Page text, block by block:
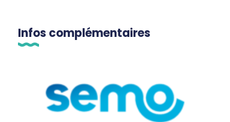
Infos complémentaires